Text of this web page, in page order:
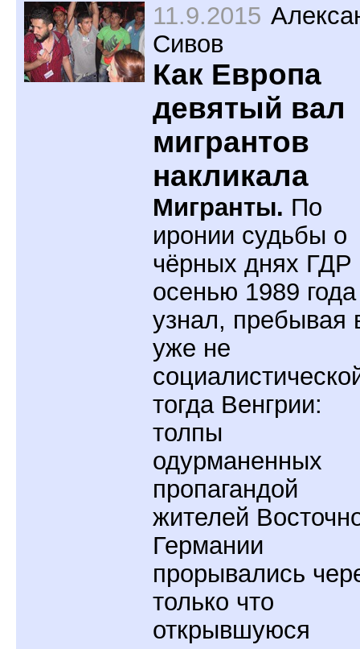
11.9.2015
Сивов
Как Европа
девятый вал
мигрантов
накликала
Мигранты. По
иронии судьбы о
чёрных днях ГДР
осенью 1989
узнал, пребывая
уже не
тогда Венгрии:
толпы
одурманенных
пропагандой
жителей
Германии
прорывались
только что
открывшуюся